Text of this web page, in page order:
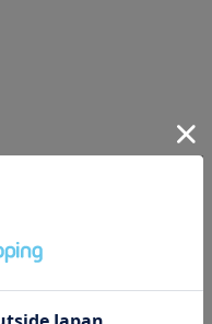
て
品のご購入手続きをお